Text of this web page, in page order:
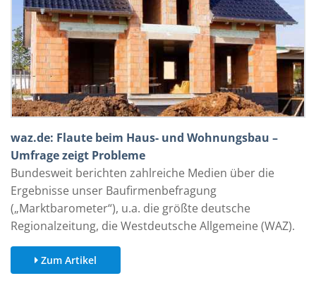
waz.de: Flaute beim Haus- und Wohnungsbau –
Umfrage zeigt Probleme
Bundesweit berichten zahlreiche Medien über die
Ergebnisse unser Baufirmenbefragung
(„Marktbarometer“), u.a. die größte deutsche
Regionalzeitung, die Westdeutsche Allgemeine (WAZ).
Zum Artikel